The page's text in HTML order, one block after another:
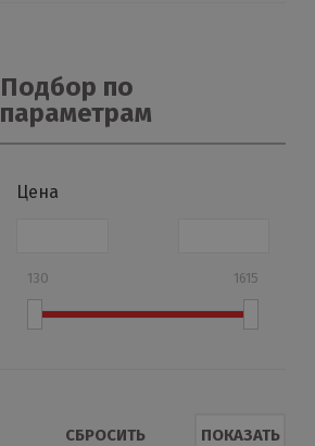
Подбор по
параметрам
Цена
130 1615
СБРОСИТЬ ПОКАЗАТЬ